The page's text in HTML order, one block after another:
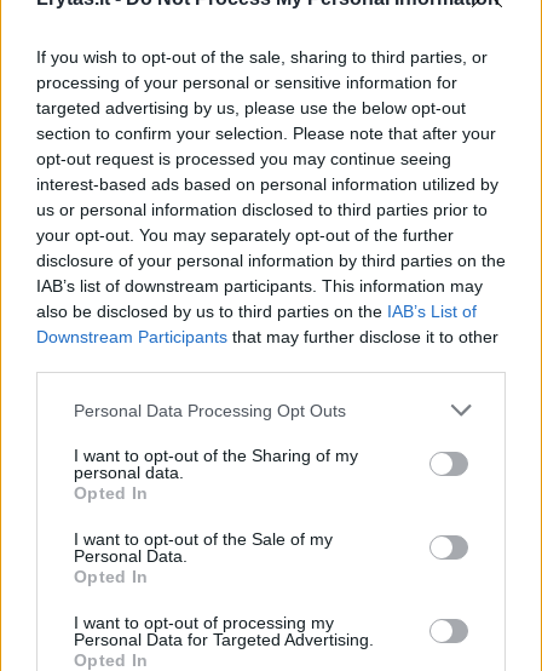
If you wish to opt-out of the sale, sharing to third parties, or
processing of your personal or sensitive information for
targeted advertising by us, please use the below opt-out
section to confirm your selection. Please note that after your
opt-out request is processed you may continue seeing
interest-based ads based on personal information utilized by
us or personal information disclosed to third parties prior to
your opt-out. You may separately opt-out of the further
disclosure of your personal information by third parties on the
IAB’s list of downstream participants. This information may
also be disclosed by us to third parties on the IAB’s List of
Downstream Participants that may further disclose it to other
Personal Data Processing Opt Outs
I want to opt-out of the Sharing of my
personal data.
Opted In
I want to opt-out of the Sale of my
Personal Data.
Opted In
I want to opt-out of processing my
Personal Data for Targeted Advertising.
Opted In
Jeigu prireiks, ketvirtosios ir penktosios
serijos rungtynės vyks birželio 14 (Utena) ir 16
(Kaune) dienomis.
Susiję straipsniai
Istorinė pergalė atvėrė
lygą
istorijoje